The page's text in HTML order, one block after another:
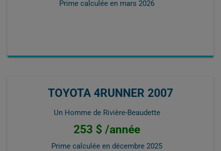
Prime calculée en mars 2026
TOYOTA 4RUNNER 2007
Un Homme de Rivière-Beaudette
253 $ /année
Prime calculée en décembre 2025